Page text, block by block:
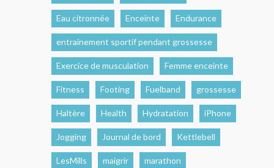
Eau citronnée Enceinte Endurance
entrainement sportif pendant grossesse
Exercice de musculation Femme enceinte
Fitness Footing Fuelband grossesse
Haltère Health Hydratation iPhone
Jogging Journal de bord Kettlebell
LesMills maigrir marathon